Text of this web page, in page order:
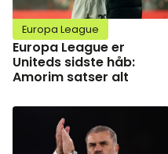
Europa League
Europa League er
Uniteds sidste håb:
Amorim satser alt